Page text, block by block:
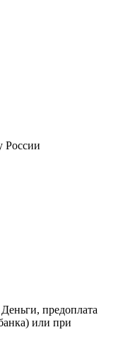
России
предоплата
или при